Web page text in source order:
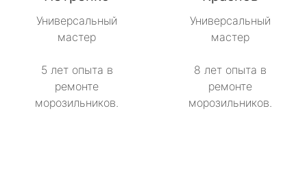
Универсальный
мастер
5 лет опыта в
ремонте
морозильников.
Универсальный
мастер
8 лет опыта в
ремонте
морозильников.